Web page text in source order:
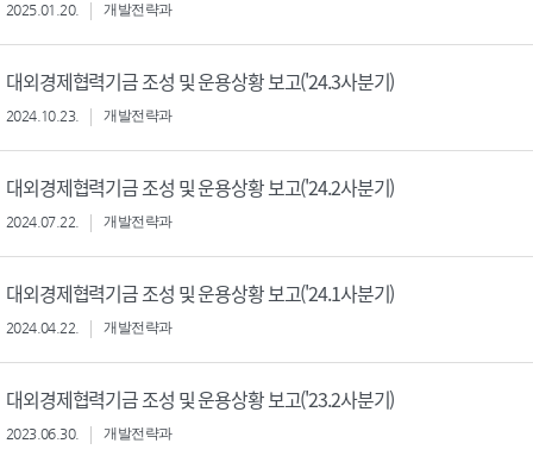
2025.01.20. 개발전략과
대외경제협력기금 조성 및 운용상황 보고('24.3사분기)
2024.10.23. 개발전략과
대외경제협력기금 조성 및 운용상황 보고('24.2사분기)
2024.07.22. 개발전략과
대외경제협력기금 조성 및 운용상황 보고('24.1사분기)
2024.04.22. 개발전략과
대외경제협력기금 조성 및 운용상황 보고('23.2사분기)
2023.06.30. 개발전략과